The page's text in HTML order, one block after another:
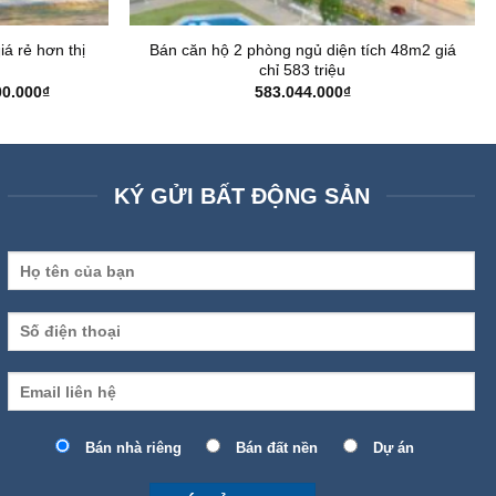
rẻ hơn thị
₫Giá
Bán căn hộ 2 phòng ngủ diện tích 48m2 giá
chỉ 583 triệu
583.044.000₫
KÝ GỬI BẤT ĐỘNG SẢN
Bán nhà riêng Bán đất nền Dự án